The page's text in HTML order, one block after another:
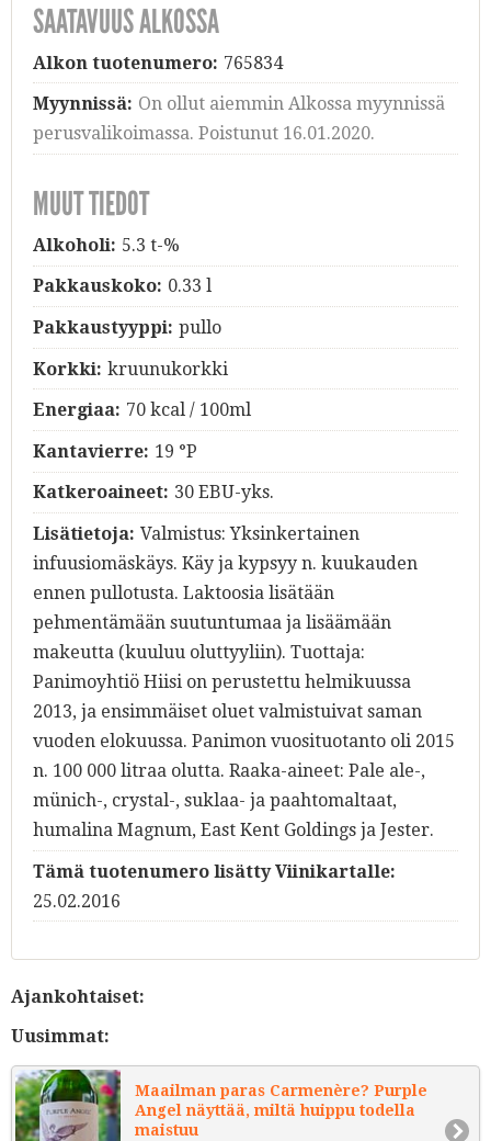
SAATAVUUS ALKOSSA
Alkon tuotenumero: 765834
Myynnissä: On ollut aiemmin Alkossa myynnissä
perusvalikoimassa. Poistunut 16.01.2020.
MUUT TIEDOT
Alkoholi: 5.3 t-%
Pakkauskoko: 0.33 l
Pakkaustyyppi: pullo
Korkki: kruunukorkki
Energiaa: 70 kcal / 100ml
Kantavierre: 19 °P
Katkeroaineet: 30 EBU-yks.
Lisätietoja: Valmistus: Yksinkertainen
infuusiomäskäys. Käy ja kypsyy n. kuukauden
ennen pullotusta. Laktoosia lisätään
pehmentämään suutuntumaa ja lisäämään
makeutta (kuuluu oluttyyliin). Tuottaja:
Panimoyhtiö Hiisi on perustettu helmikuussa
2013, ja ensimmäiset oluet valmistuivat saman
vuoden elokuussa. Panimon vuosituotanto oli 2015
n. 100 000 litraa olutta. Raaka-aineet: Pale ale-,
münich-, crystal-, suklaa- ja paahtomaltaat,
humalina Magnum, East Kent Goldings ja Jester.
Tämä tuotenumero lisätty Viinikartalle:
25.02.2016
Ajankohtaiset:
Uusimmat:
Maailman paras Carmenère? Purple
Angel näyttää, miltä huippu todella
maistuu